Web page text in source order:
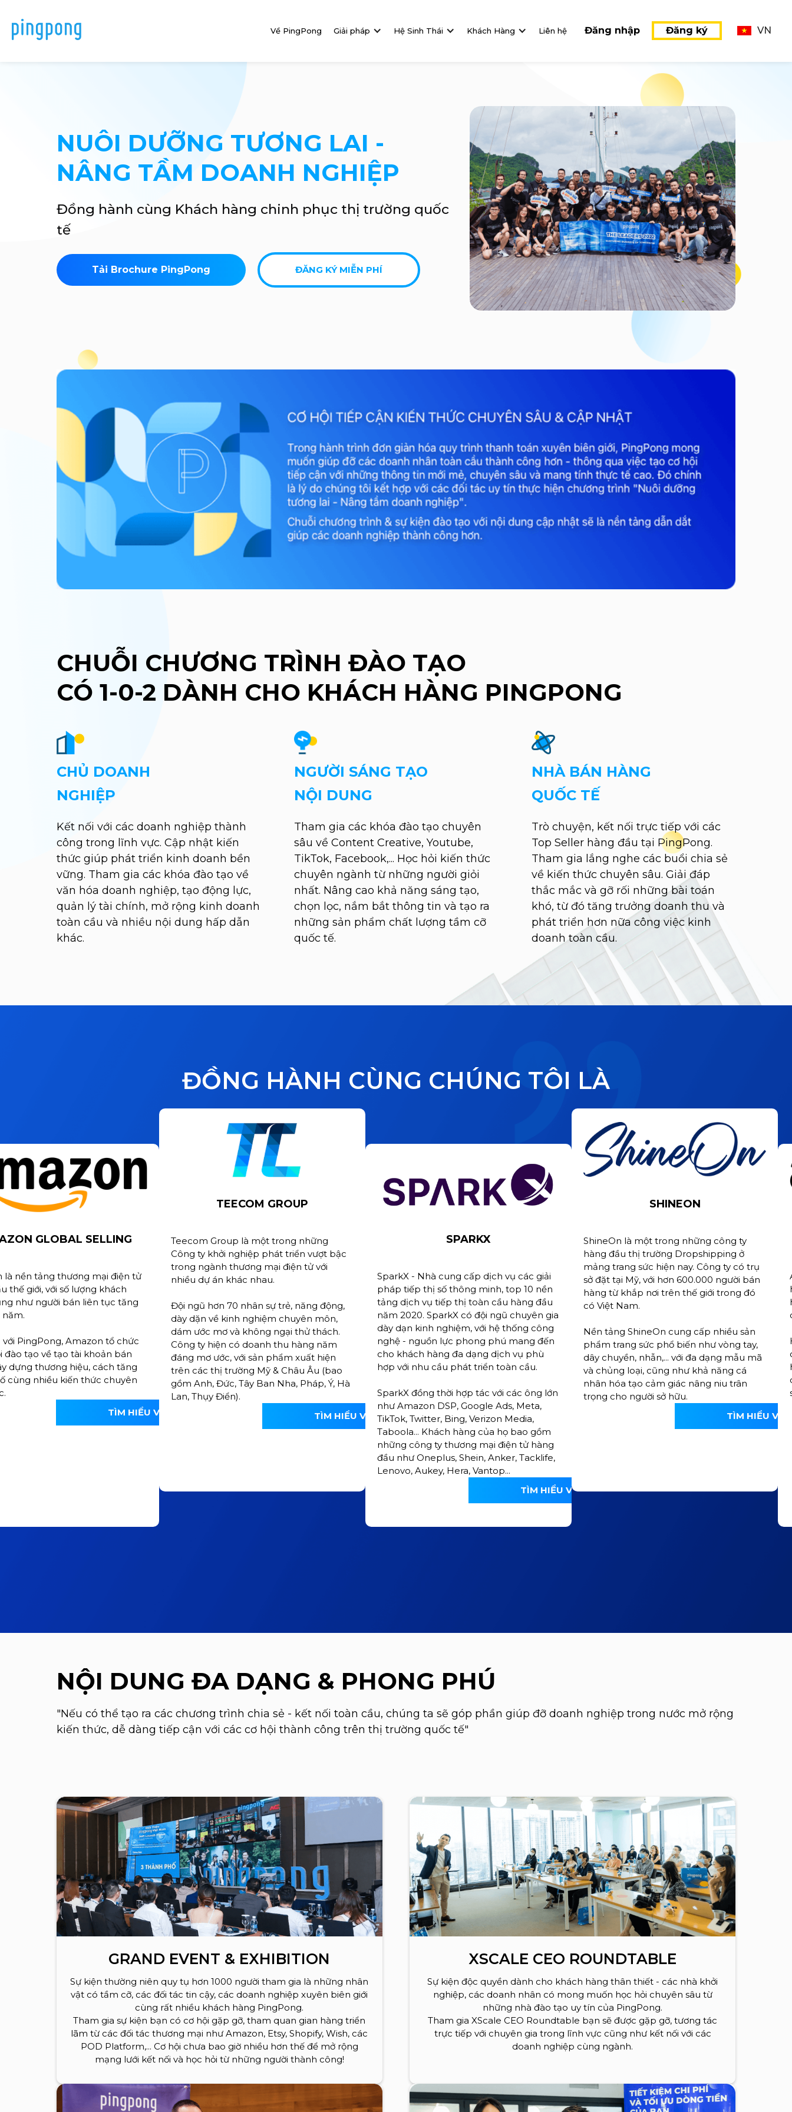
Về PingPong Giải pháp Hệ Sinh Thái Khách Hàng Liên hệ Đăng nhập Đăng ký VN
NUÔI DƯỠNG TƯƠNG LAI -
NÂNG TẦM DOANH NGHIỆP
Đồng hành cùng Khách hàng chinh phục thị trường quốc
tế
Tải Brochure PingPong ĐĂNG KÝ MIỄN PHÍ
CHUỖI CHƯƠNG TRÌNH ĐÀO TẠO
CÓ 1-0-2 DÀNH CHO KHÁCH HÀNG PINGPONG
CHỦ DOANH
NGHIỆP
Kết nối với các doanh nghiệp thành
công trong lĩnh vực. Cập nhật kiến
thức giúp phát triển kinh doanh bền
vững. Tham gia các khóa đào tạo về
văn hóa doanh nghiệp, tạo động lực,
quản lý tài chính, mở rộng kinh doanh
toàn cầu và nhiều nội dung hấp dẫn
khác.
NGƯỜI SÁNG TẠO
NỘI DUNG
Tham gia các khóa đào tạo chuyên
sâu về Content Creative, Youtube,
TikTok, Facebook,... Học hỏi kiến thức
chuyên ngành từ những người giỏi
nhất. Nâng cao khả năng sáng tạo,
chọn lọc, nắm bắt thông tin và tạo ra
những sản phẩm chất lượng tầm cỡ
quốc tế.
NHÀ BÁN HÀNG
QUỐC TẾ
Trò chuyện, kết nối trực tiếp với các
Top Seller hàng đầu tại PingPong.
Tham gia lắng nghe các buổi chia sẻ
về kiến thức chuyên sâu. Giải đáp
thắc mắc và gỡ rối những bài toán
khó, từ đó tăng trưởng doanh thu và
phát triển hơn nữa công việc kinh
doanh toàn cầu.
ĐỒNG HÀNH CÙNG CHÚNG TÔI LÀ
GLOBAL SELLING
là nền tảng thương mại điện tử
thế giới, với số lượng khách
như người bán liên tục tăng
PingPong, Amazon tổ chức
đào tạo về tạo tài khoản bán
dựng thương hiệu, cách tăng
cùng nhiều kiến thức chuyên
TÌM HIỂU VỀ AMAZON
TEECOM GROUP
Teecom Group là một trong những
Công ty khởi nghiệp phát triển vượt bậc
trong ngành thương mại điện tử với
nhiều dự án khác nhau.
Đội ngũ hơn 70 nhân sự trẻ, năng động,
dày dặn về kinh nghiệm chuyên môn,
dám ước mơ và không ngại thử thách.
Công ty hiện có doanh thu hàng năm
đáng mơ ước, với sản phẩm xuất hiện
trên các thị trường Mỹ & Châu Âu (bao
gồm Anh, Đức, Tây Ban Nha, Pháp, Ý, Hà
Lan, Thụy Điển).
TÌM HIỂU VỀ AMAZON
SPARKX
SparkX - Nhà cung cấp dịch vụ các giải
pháp tiếp thị số thông minh, top 10 nền
tảng dịch vụ tiếp thị toàn cầu hàng đầu
năm 2020. SparkX có đội ngũ chuyên gia
dày dạn kinh nghiệm, với hệ thống công
nghệ - nguồn lực phong phú mang đến
cho khách hàng đa dạng dịch vụ phù
hợp với nhu cầu phát triển toàn cầu.
SparkX đồng thời hợp tác với các ông lớn
như Amazon DSP, Google Ads, Meta,
TikTok, Twitter, Bing, Verizon Media,
Taboola... Khách hàng của họ bao gồm
những công ty thương mại điện tử hàng
đầu như Oneplus, Shein, Anker, Tacklife,
Lenovo, Aukey, Hera, Vantop...
TÌM HIỂU VỀ AMAZON
SHINEON
ShineOn là một trong những công ty
hàng đầu thị trường Dropshipping ở
mảng trang sức hiện nay. Công ty có trụ
sở đặt tại Mỹ, với hơn 600.000 người bán
hàng từ khắp nơi trên thế giới trong đó
có Việt Nam.
Nền tảng ShineOn cung cấp nhiều sản
phẩm trang sức phổ biến như vòng tay,
dây chuyền, nhẫn,... với đa dạng mẫu mã
và chủng loại, cũng như khả năng cá
nhân hóa tạo cảm giác nâng niu trân
trọng cho người sở hữu.
TÌM HIỂU VỀ
NỘI DUNG ĐA DẠNG & PHONG PHÚ
"Nếu có thể tạo ra các chương trình chia sẻ - kết nối toàn cầu, chúng ta sẽ góp phần giúp đỡ doanh nghiệp trong nước mở rộng
kiến thức, dễ dàng tiếp cận với các cơ hội thành công trên thị trường quốc tế"
GRAND EVENT & EXHIBITION
Sự kiện thường niên quy tụ hơn 1000 người tham gia là những nhân
vật có tầm cỡ, các đối tác tin cậy, các doanh nghiệp xuyên biên giới
cùng rất nhiều khách hàng PingPong.
Tham gia sự kiện bạn có cơ hội gặp gỡ, tham quan gian hàng triển
lãm từ các đối tác thương mại như Amazon, Etsy, Shopify, Wish, các
POD Platform,... Cơ hội chưa bao giờ nhiều hơn thế để mở rộng
mạng lưới kết nối và học hỏi từ những người thành công!
XSCALE CEO ROUNDTABLE
Sự kiện độc quyền dành cho khách hàng thân thiết - các nhà khởi
nghiệp, các doanh nhân có mong muốn học hỏi chuyên sâu từ
những nhà đào tạo uy tín của PingPong.
Tham gia XScale CEO Roundtable bạn sẽ được gặp gỡ, tương tác
trực tiếp với chuyên gia trong lĩnh vực cũng như kết nối với các
doanh nghiệp cùng ngành.